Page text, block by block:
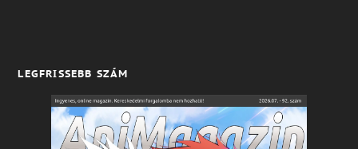
LEGFRISSEBB SZÁM